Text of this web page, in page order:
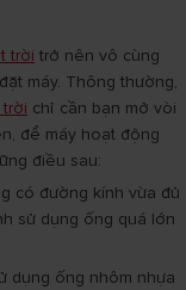
trời trở nên vô cùng
máy. Thông thường,
chỉ cần bạn mở vòi
để máy hoạt động
điều sau:
có đường kính vừa đủ
sử dụng ống quá lớn
dụng ống nhôm nhựa